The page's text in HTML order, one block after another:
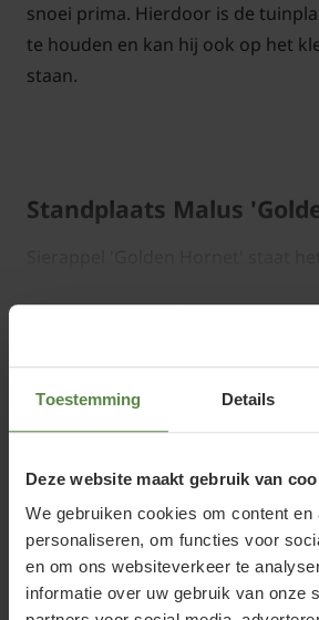
Toestemming Details
Deze website maakt gebruik van
We gebruiken cookies om content en
personaliseren, om functies voor
en om ons websiteverkeer te
informatie over uw gebruik van onze
snoei prima. Hierdoor is de
te houden en kan hij ook op het
staan.
Standplaats Malus
waterdoorlatende bodem en stelt
Malus 'Golden Hornet'
onderhouden
Malus 'Golden Hornet' verdraagt
Hierdoor is de tuinplant goed in
Gerelateerde producten